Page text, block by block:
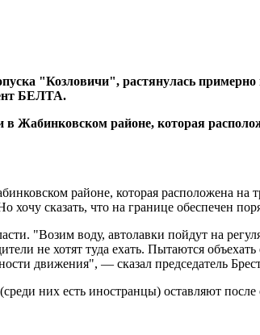
"Козловичи", растянулась
БЕЛТА.
районе, которая расположена
хочу сказать, что на границе обеспечен
"Возим воду, автолавки пойдут на
не хотят туда ехать. Пытаются
движения", — сказал председатель
них есть иностранцы) оставляют